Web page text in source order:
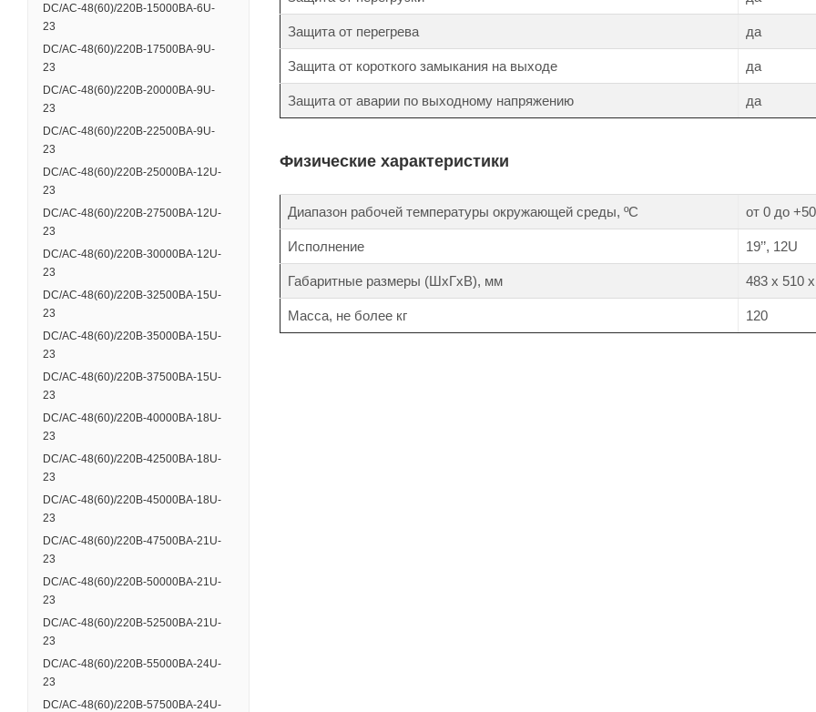
Защита от перегрева да
Защита от короткого замыкания на выходе да
Защита от аварии по выходному напряжению да
Физические характеристики
Диапазон рабочей температуры окружающей среды, ºС от 0 до +50
Исполнение 19’’, 12U
Габаритные размеры (ШхГхВ), мм 483 х 510
Масса, не более кг 120
DC/AC-48(60)/220B-15000BA-6U-
23
DC/AC-48(60)/220B-17500BA-9U-
23
DC/AC-48(60)/220B-20000BA-9U-
23
DC/AC-48(60)/220B-22500BA-9U-
23
DC/AC-48(60)/220B-25000BA-12U-
23
DC/AC-48(60)/220B-27500BA-12U-
23
DC/AC-48(60)/220B-30000BA-12U-
23
DC/AC-48(60)/220B-32500BA-15U-
23
DC/AC-48(60)/220B-35000BA-15U-
23
DC/AC-48(60)/220B-37500BA-15U-
23
DC/AC-48(60)/220B-40000BA-18U-
23
DC/AC-48(60)/220B-42500BA-18U-
23
DC/AC-48(60)/220B-45000BA-18U-
23
DC/AC-48(60)/220B-47500BA-21U-
23
DC/AC-48(60)/220B-50000BA-21U-
23
DC/AC-48(60)/220B-52500BA-21U-
23
DC/AC-48(60)/220B-55000BA-24U-
23
DC/AC-48(60)/220B-57500BA-24U-